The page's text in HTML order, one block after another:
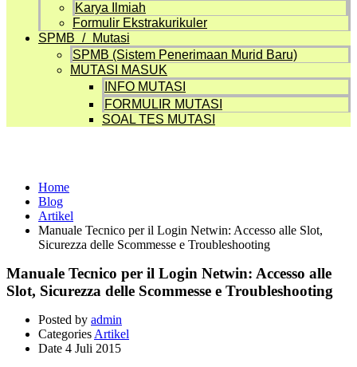
Karya Ilmiah
Formulir Ekstrakurikuler
SPMB / Mutasi
SPMB (Sistem Penerimaan Murid Baru)
MUTASI MASUK
INFO MUTASI
FORMULIR MUTASI
SOAL TES MUTASI
Home
Blog
Artikel
Manuale Tecnico per il Login Netwin: Accesso alle Slot,
Sicurezza delle Scommesse e Troubleshooting
Manuale Tecnico per il Login Netwin: Accesso alle
Slot, Sicurezza delle Scommesse e Troubleshooting
Posted by admin
Categories Artikel
Date 4 Juli 2015